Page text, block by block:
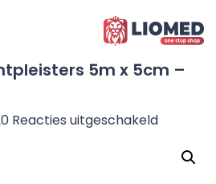
5m x 5cm –
Reacties uitgeschakeldvoor
Papieren